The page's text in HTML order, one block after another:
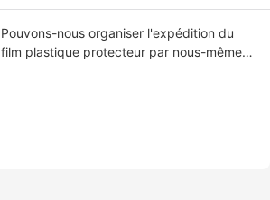
Pouvons-nous organiser l'expédition du
film plastique protecteur par nous-mêmes